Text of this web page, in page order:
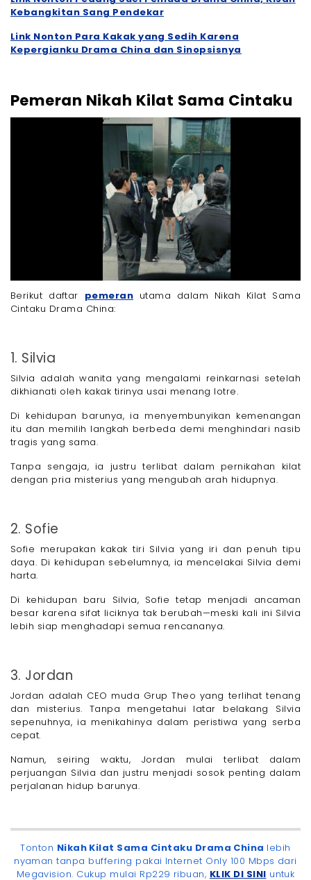
Kebangkitan Sang Pendekar
Link Nonton Para Kakak yang Sedih Karena
Kepergianku Drama China dan Sinopsisnya
Pemeran Nikah Kilat Sama Cintaku
Berikut daftar pemeran utama dalam Nikah Kilat Sama
Cintaku Drama China:
1. Silvia
Silvia adalah wanita yang mengalami reinkarnasi setelah
dikhianati oleh kakak tirinya usai menang lotre.
Di kehidupan barunya, ia menyembunyikan kemenangan
itu dan memilih langkah berbeda demi menghindari nasib
tragis yang sama.
Tanpa sengaja, ia justru terlibat dalam pernikahan kilat
dengan pria misterius yang mengubah arah hidupnya.
2. Sofie
Sofie merupakan kakak tiri Silvia yang iri dan penuh tipu
daya. Di kehidupan sebelumnya, ia mencelakai Silvia demi
harta.
Di kehidupan baru Silvia, Sofie tetap menjadi ancaman
besar karena sifat liciknya tak berubah—meski kali ini Silvia
lebih siap menghadapi semua rencananya.
3. Jordan
Jordan adalah CEO muda Grup Theo yang terlihat tenang
dan misterius. Tanpa mengetahui latar belakang Silvia
sepenuhnya, ia menikahinya dalam peristiwa yang serba
cepat.
Namun, seiring waktu, Jordan mulai terlibat dalam
perjuangan Silvia dan justru menjadi sosok penting dalam
perjalanan hidup barunya.
Tonton Nikah Kilat Sama Cintaku Drama China lebih
nyaman tanpa buffering pakai Internet Only 100 Mbps dari
Megavision. Cukup mulai Rp229 ribuan, KLIK DI SINI untuk